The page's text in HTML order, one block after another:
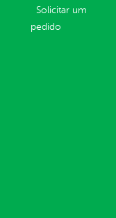
Solicitar um
pedido